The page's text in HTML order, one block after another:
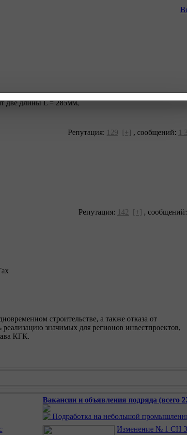
две длины L = 285мм,
Репутация: 129 [+] , сообщений: 1
Репутация: 142 [+] , сообщений:
строительстве, а также отказа от
значимых для регионов инвестпроектов,
КГК.
Вакансии и объявления подряда (всего
Подработка на небольшой
Изменение № 1 СН